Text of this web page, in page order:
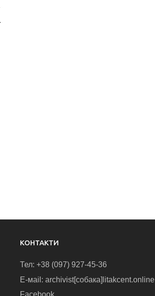
КОНТАКТИ
Тел: +38 (097) 927-45-36
E-маіl: archivist[собака]litakcent.online